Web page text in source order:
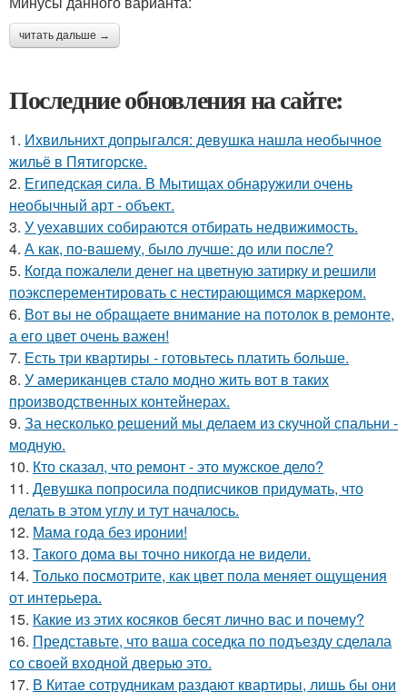
читать дальше →
Последние обновления на сайте:
1. Ихвильнихт допрыгался: девушка нашла необычное
жильё в Пятигорске.
2. Египедская сила. В Мытищах обнаружили очень
необычный арт - объект.
3. У уехавших собираются отбирать недвижимость.
4. А как, по-вашему, было лучше: до или после?
5. Когда пожалели денег на цветную затирку и решили
поэксперементировать с нестирающимся маркером.
6. Вот вы не обращаете внимание на потолок в ремонте,
а его цвет очень важен!
7. Есть три квартиры - готовьтесь платить больше.
8. У американцев стало модно жить вот в таких
производственных контейнерах.
9. За несколько решений мы делаем из скучной спальни -
модную.
10. Кто сказал, что ремонт - это мужское дело?
11. Девушка попросила подписчиков придумать, что
делать в этом углу и тут началось.
12. Мама года без иронии!
13. Такого дома вы точно никогда не видели.
14. Только посмотрите, как цвет пола меняет ощущения
от интерьера.
15. Какие из этих косяков бесят лично вас и почему?
16. Представьте, что ваша соседка по подъезду сделала
со своей входной дверью это.
17. В Китае сотрудникам раздают квартиры, лишь бы они